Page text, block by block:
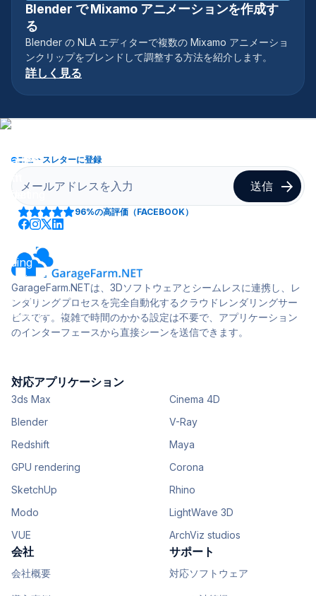
チュートリアル
Blender で Mixamo アニメーションを作成す
る
Blender の NLA エディターで複数の Mixamo アニメーショ
ンクリップをブレンドして調整する方法を紹介します。
詳しく見る
ニュースレターに登録
96%の高評価（FACEBOOK）
GarageFarm.NETは、3Dソフトウェアとシームレスに連携し、レ
ンダリングプロセスを完全自動化するクラウドレンダリングサー
ビスです。複雑で時間のかかる設定は不要で、アプリケーション
のインターフェースから直接シーンを送信できます。
対応アプリケーション
3ds Max
Cinema 4D
Blender
V-Ray
Redshift
Maya
GPU rendering
Corona
SketchUp
Rhino
Modo
LightWave 3D
VUE
ArchViz studios
会社
会社概要
サポート
対応ソフトウェア